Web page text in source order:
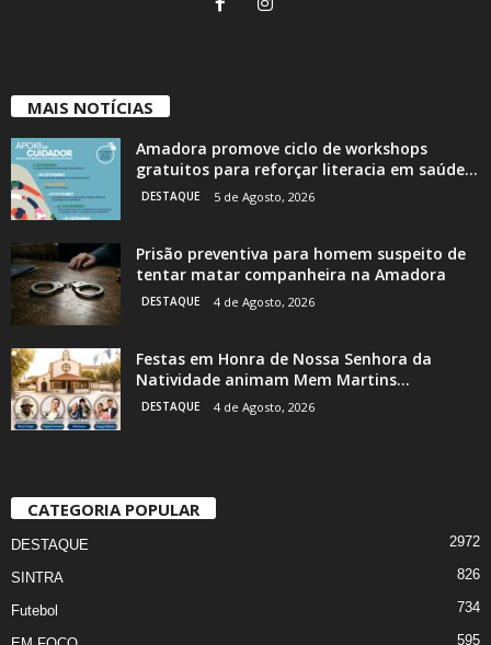
MAIS NOTÍCIAS
Amadora promove ciclo de workshops
gratuitos para reforçar literacia em saúde...
DESTAQUE 5 de Agosto, 2026
Prisão preventiva para homem suspeito de
tentar matar companheira na Amadora
DESTAQUE 4 de Agosto, 2026
Festas em Honra de Nossa Senhora da
Natividade animam Mem Martins...
DESTAQUE 4 de Agosto, 2026
CATEGORIA POPULAR
DESTAQUE 2972
SINTRA 826
Futebol 734
595